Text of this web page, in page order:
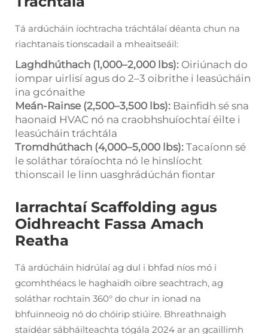
Tá ardúcháin íochtracha tráchtálaí déanta chun na
riachtanais tionscadail a mheaitseáil:
Laghdhúthach (1,000–2,000 lbs): Oiriúnach do
iompar uirlisí agus do 2–3 oibrithe i leasúcháin
ina gcónaithe
Meán-Rainse (2,500–3,500 lbs): Bainfidh sé sna
haonaid HVAC nó na craobhshuíochtaí éilte i
leasúcháin tráchtála
Tromdhúthach (4,000–5,000 lbs): Tacaíonn sé
le soláthar tóraíochta nó le hinslíocht
thionscail le linn uasghrádúchán fiontar
Iarrachtaí Scaffolding agus
Oidhreacht Fassa Amach
Reatha
Tá ardúcháin hidrúlaí ag dul i bhfad níos mó i
gcomhthéacs le haghaidh oibre seachtrach, ag
soláthar rochtain 360° do chur in ionad na
bhfuinneoig nó do chóirip stiúire. Bhreathnaigh
staidéar sábháilteachta tógála 2024 ar an gcaillimh